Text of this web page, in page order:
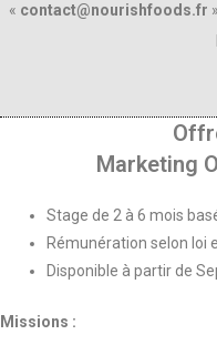
« contact@nourishfoods.fr
Marketing
Stage de 2 à 6 mois
Rémunération selon loi
Disponible à partir de
Missions :